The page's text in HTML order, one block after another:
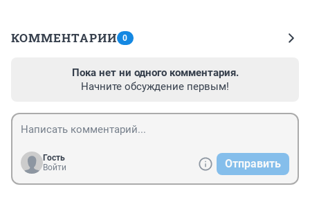
КОММЕНТАРИИ 0
Пока нет ни одного комментария.
Начните обсуждение первым!
Гость
Войти
Отправить